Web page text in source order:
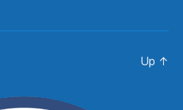
Up ↑